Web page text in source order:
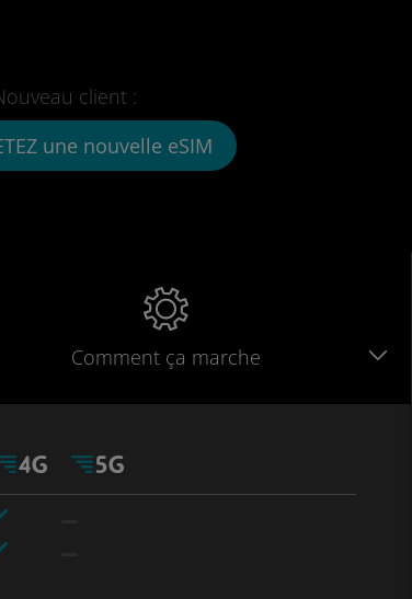
client :
une nouvelle eSIM
Comment ça marche